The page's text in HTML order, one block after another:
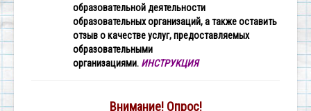
образовательной деятельности
образовательных организаций, а также оставить
отзыв о качестве услуг, предоставляемых
образовательными
организациями. ИНСТРУКЦИЯ
Внимание! Опрос!